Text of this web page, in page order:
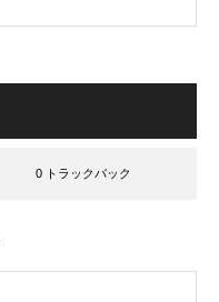
0 トラックバック